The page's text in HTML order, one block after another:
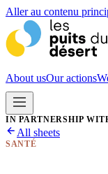
Aller au contenu
About usOur actions
IN PARTNERSHIP
All sheets
SANTÉ